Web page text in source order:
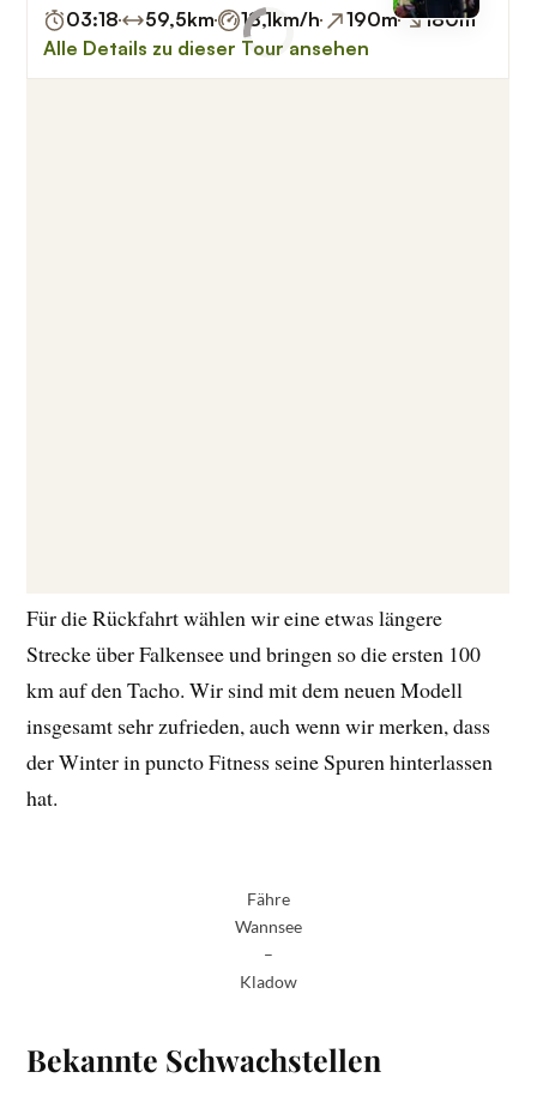
Für die Rückfahrt wählen wir eine etwas längere
Strecke über Falkensee und bringen so die ersten 100
km auf den Tacho. Wir sind mit dem neuen Modell
insgesamt sehr zufrieden, auch wenn wir merken, dass
der Winter in puncto Fitness seine Spuren hinterlassen
hat.
Fähre
Wannsee
–
Kladow
Bekannte Schwachstellen